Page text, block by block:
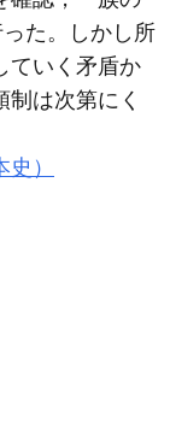
た。しかし所
ていく矛盾か
は次第にく
）